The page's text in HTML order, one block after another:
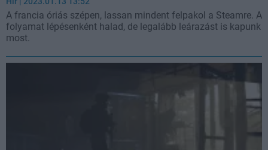
A francia óriás szépen, lassan mindent felpakol a Steamre. A
folyamat lépésenként halad, de legalább leárazást is kapunk
most.